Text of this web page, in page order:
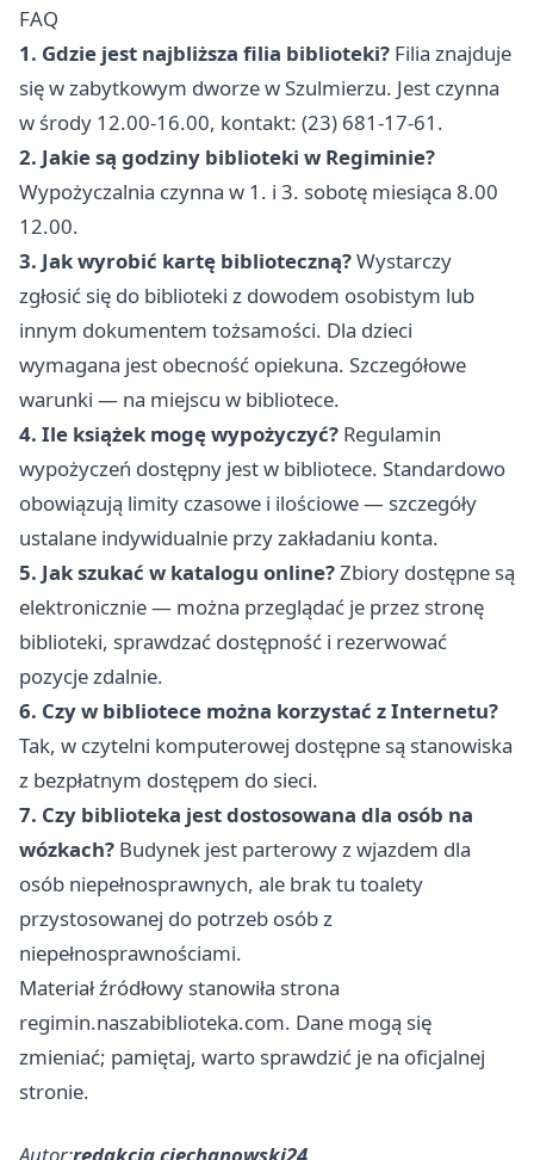
FAQ
1. Gdzie jest najbliższa filia biblioteki? Filia znajduje
się w zabytkowym dworze w Szulmierzu. Jest czynna
w środy 12.00-16.00, kontakt: (23) 681-17-61.
2. Jakie są godziny biblioteki w Regiminie?
Wypożyczalnia czynna w 1. i 3. sobotę miesiąca 8.00
12.00.
3. Jak wyrobić kartę biblioteczną?Wystarczy
zgłosić się do biblioteki z dowodem osobistym lub
innym dokumentem tożsamości. Dla dzieci
wymagana jest obecność opiekuna. Szczegółowe
warunki — na miejscu w bibliotece.
4. Ile książek mogę wypożyczyć? Regulamin
wypożyczeń dostępny jest w bibliotece. Standardowo
obowiązują limity czasowe i ilościowe — szczegóły
ustalane indywidualnie przy zakładaniu konta.
5. Jak szukać w katalogu online?Zbiory dostępne są
elektronicznie — można przeglądać je przez stronę
biblioteki, sprawdzać dostępność i rezerwować
pozycje zdalnie.
6. Czy w bibliotece można korzystać z Internetu?
Tak, w czytelni komputerowej dostępne są stanowiska
z bezpłatnym dostępem do sieci.
7. Czy biblioteka jest dostosowana dla osób na
wózkach? Budynek jest parterowy z wjazdem dla
osób niepełnosprawnych, ale brak tu toalety
przystosowanej do potrzeb osób z
niepełnosprawnościami.
Materiał źródłowy stanowiła strona
regimin.naszabiblioteka.com. Dane mogą się
zmieniać; pamiętaj, warto sprawdzić je na oficjalnej
stronie.